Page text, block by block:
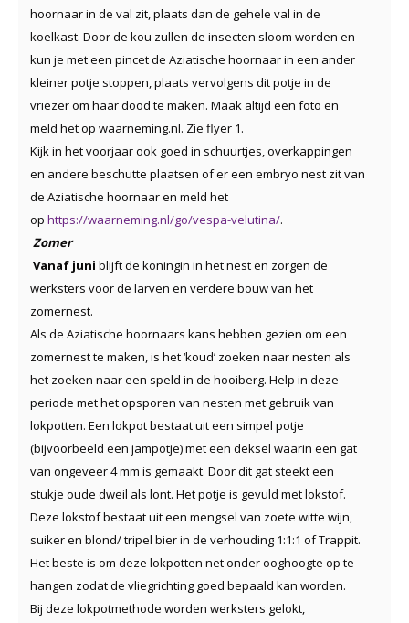
hoornaar in de val zit, plaats dan de gehele val in de
koelkast. Door de kou zullen de insecten sloom worden en
kun je met een pincet de Aziatische hoornaar in een ander
kleiner potje stoppen, plaats vervolgens dit potje in de
vriezer om haar dood te maken. Maak altijd een foto en
meld het op waarneming.nl. Zie flyer 1.
Kijk in het voorjaar ook goed in schuurtjes, overkappingen
en andere beschutte plaatsen of er een embryo nest zit van
de Aziatische hoornaar en meld het
op https://waarneming.nl/go/vespa-velutina/.
Zomer
Vanaf juni blijft de koningin in het nest en zorgen de
werksters voor de larven en verdere bouw van het
zomernest.
Als de Aziatische hoornaars kans hebben gezien om een
zomernest te maken, is het ‘koud’ zoeken naar nesten als
het zoeken naar een speld in de hooiberg. Help in deze
periode met het opsporen van nesten met gebruik van
lokpotten. Een lokpot bestaat uit een simpel potje
(bijvoorbeeld een jampotje) met een deksel waarin een gat
van ongeveer 4 mm is gemaakt. Door dit gat steekt een
stukje oude dweil als lont. Het potje is gevuld met lokstof.
Deze lokstof bestaat uit een mengsel van zoete witte wijn,
suiker en blond/ tripel bier in de verhouding 1:1:1 of Trappit.
Het beste is om deze lokpotten net onder ooghoogte op te
hangen zodat de vliegrichting goed bepaald kan worden.
Bij deze lokpotmethode worden werksters gelokt,